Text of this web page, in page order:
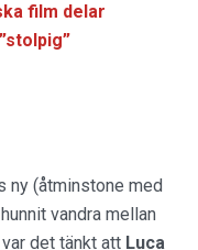
film delar
ny (åtminstone med
vandra mellan
det tänkt att Luca